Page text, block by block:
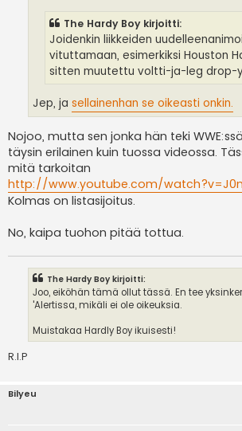
The Hardy Boy kirjoitti:
Joidenkin liikkeiden
vituttamaan, esimerkiksi Houston
sitten muutettu voltti-ja-leg drop-
Jep, ja sellainenhan se oikeasti onkin.
Nojoo, mutta sen jonka hän teki
täysin erilainen kuin tuossa videossa.
mitä tarkoitan
http://www.youtube.com/
Kolmas on listasijoitus.
No, kaipa tuohon pitää tottua.
The Hardy Boy kirjoitti:
Joo, eiköhän tämä ollut tässä. En tee
'Alertissa, mikäli ei ole oikeuksia.
Muistakaa Hardly Boy ikuisesti!
R.I.P
Bilyeu